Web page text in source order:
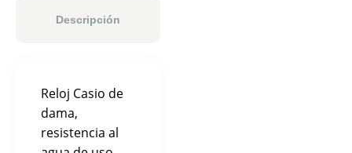
Descripción
Reloj Casio de
dama,
resistencia al